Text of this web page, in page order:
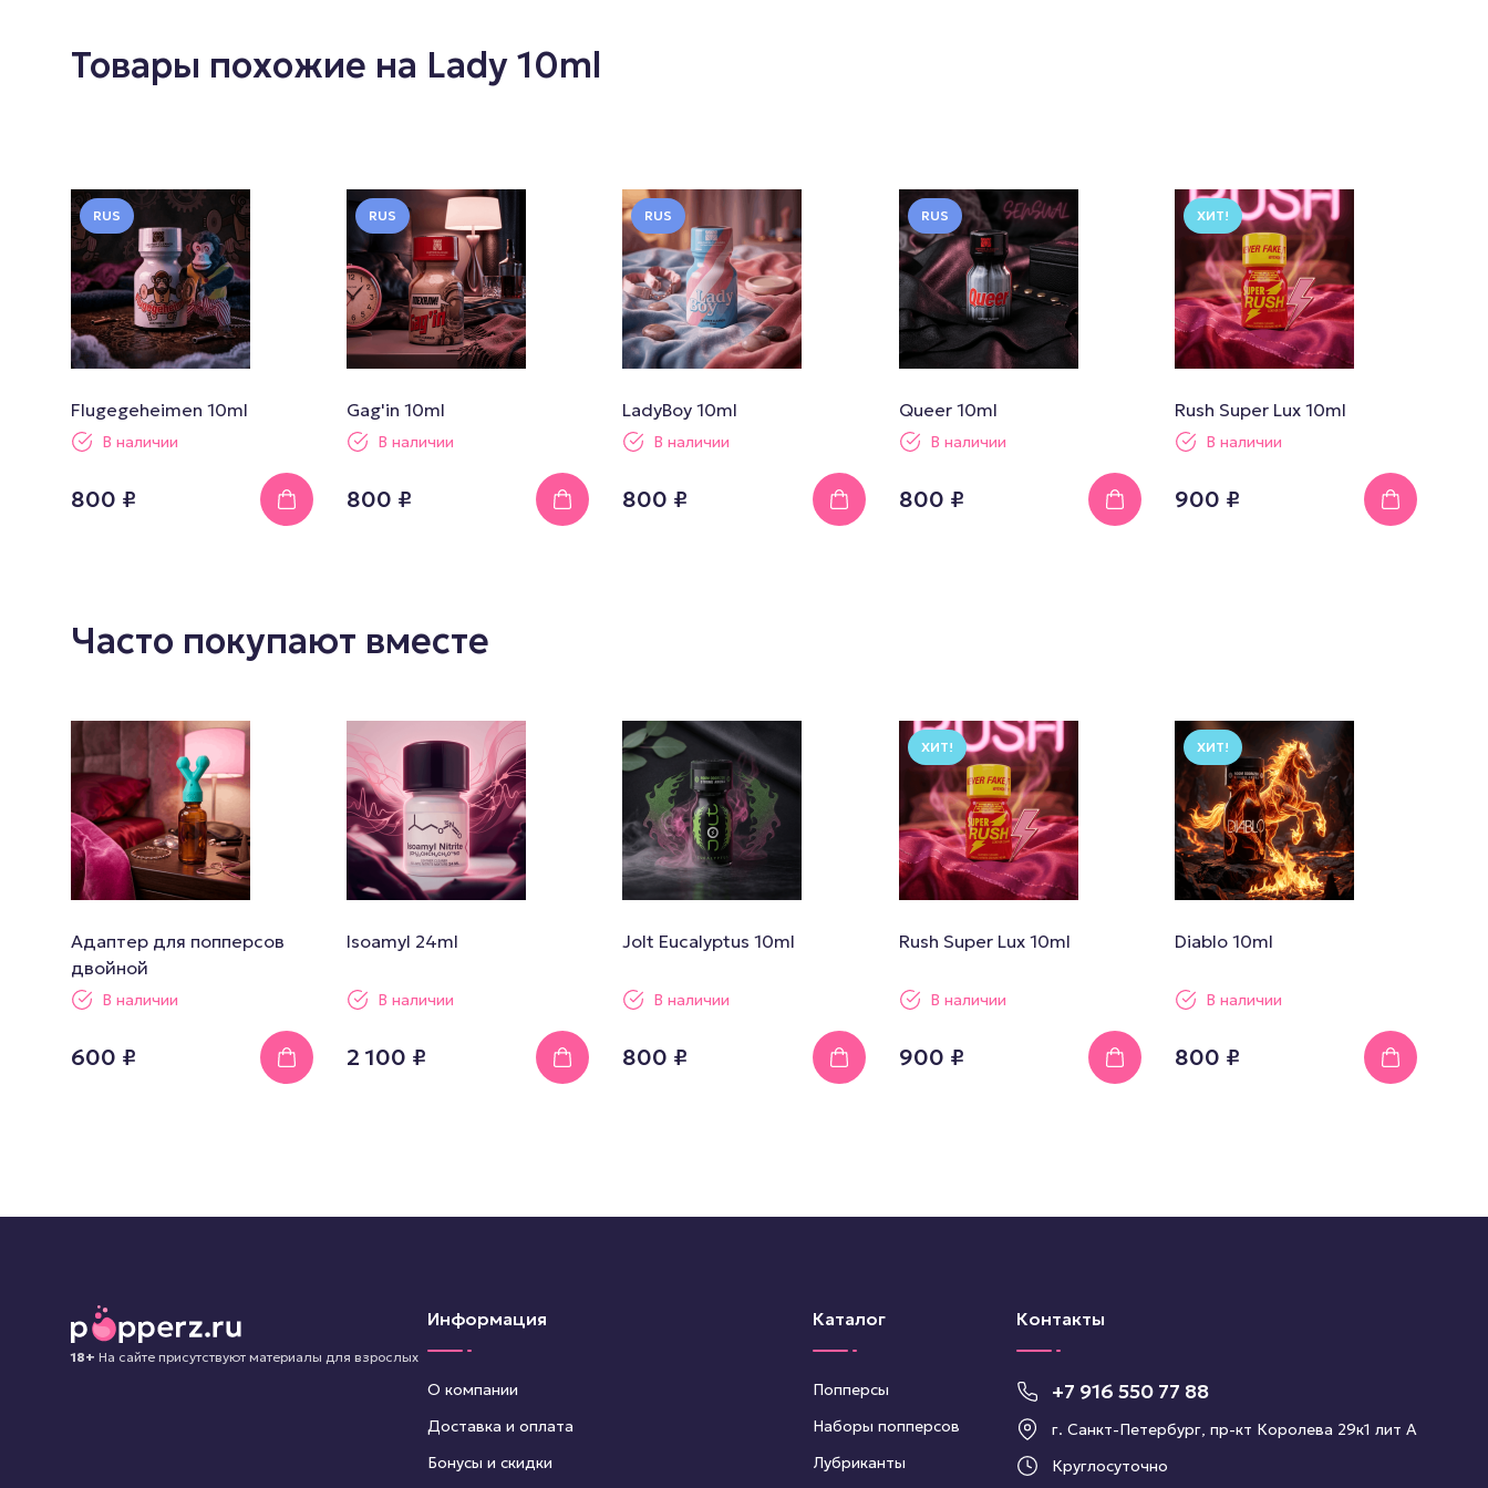
Товары похожие на Lady 10ml
RUS
Flugegeheimen 10ml
В наличии
800 ₽
RUS
Gag'in 10ml
В наличии
800 ₽
RUS
LadyBoy 10ml
В наличии
800 ₽
RUS
Queer 10ml
В наличии
800 ₽
ХИТ!
Rush Super Lux 10ml
В наличии
900 ₽
Часто покупают вместе
Адаптер для попперсов
двойной
В наличии
600 ₽
Isoamyl 24ml
В наличии
2 100 ₽
Jolt Eucalyptus 10ml
В наличии
800 ₽
ХИТ!
Rush Super Lux 10ml
В наличии
900 ₽
ХИТ!
Diablo 10ml
В наличии
800 ₽
18+ На сайте присутствуют материалы для взрослых
Информация
О компании
Доставка и оплата
Бонусы и скидки
Каталог
Попперсы
Наборы попперсов
Лубриканты
Контакты
+7 916 550 77 88
г. Санкт-Петербург, пр-кт Королева 29к1 лит А
Круглосуточно